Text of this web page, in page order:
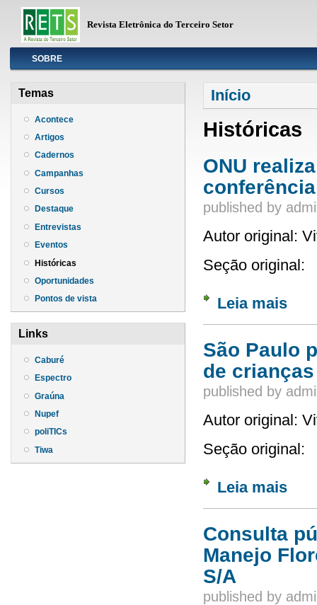
Revista Eletrônica do Terceiro Setor
InfoSOBRE
Temas
Acontece
Artigos
Cadernos
Campanhas
Cursos
Destaque
Entrevistas
Eventos
Históricas
Oportunidades
Pontos de vista
Links
Caburé
Espectro
Graúna
Nupef
poliTICs
Tiwa
Você está aqui
Início
Históricas
ONU
published by
Autor original:
Seção original:
Leia mais
São Paulo
de
published by
Autor original:
Seção original:
Leia mais
Consulta
Manejo
S/A
published by